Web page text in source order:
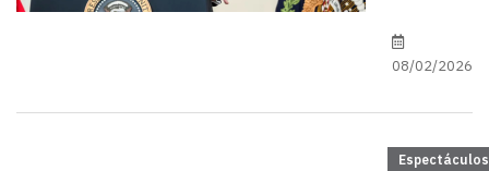
08/02/2026
Espectáculos